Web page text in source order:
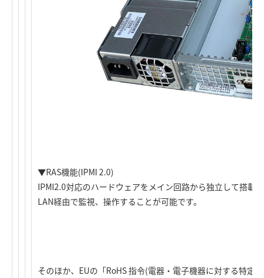
▼RAS機能(IPMI 2.0)
IPMI2.0対応のハードウェアをメイン回路から独立して搭載
LAN経由で監視、操作することが可能です。
そのほか、EUの「RoHS 指令(電器・電子機器に対する特定